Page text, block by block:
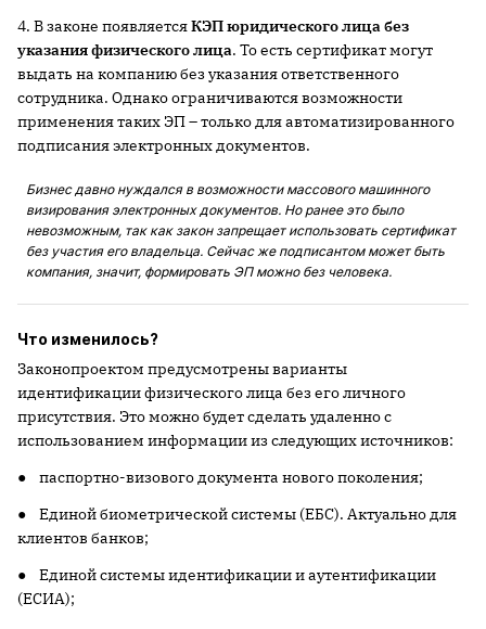
4. В законе появляетсяКЭП юридического лица без
указания физического лица. То есть сертификат могут
выдать на компанию без указания ответственного
сотрудника. Однако ограничиваются возможности
применения таких ЭП – только для автоматизированного
подписания электронных документов.
Бизнес давно нуждался в возможности массового машинного
визирования электронных документов. Но ранее это было
невозможным, так как закон запрещает использовать сертификат
без участия его владельца. Сейчас же подписантом может быть
компания, значит, формировать ЭП можно без человека.
Что изменилось?
Законопроектом предусмотрены варианты
идентификации физического лица без его личного
присутствия. Это можно будет сделать удаленно с
использованием информации из следующих источников:
● паспортно-визового документа нового поколения;
● Единой биометрической системы (ЕБС). Актуально для
клиентов банков;
● Единой системы идентификации и аутентификации
(ЕСИА);